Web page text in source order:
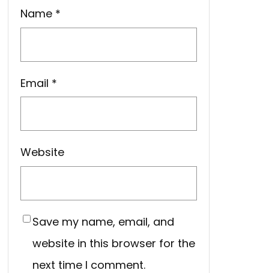
Name *
Email *
Website
Save my name, email, and
website in this browser for the
next time I comment.